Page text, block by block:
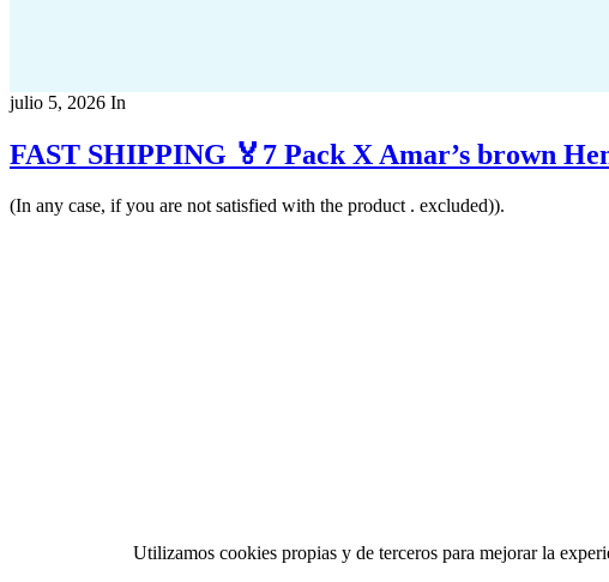
julio 5, 2026 In
(In any case, if you are not satisfied with the product . excluded)).
Utilizamos cookies propias y de terceros para mejorar la